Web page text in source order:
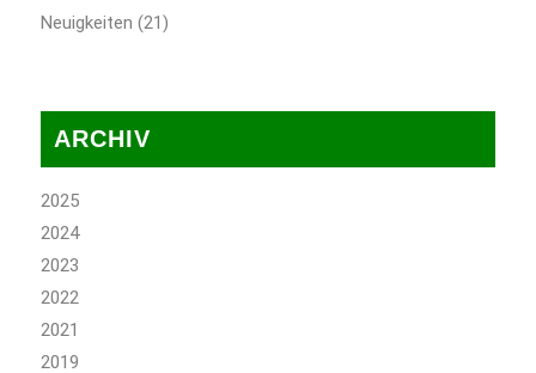
Neuigkeiten (21)
ARCHIV
2025
2024
2023
2022
2021
2019